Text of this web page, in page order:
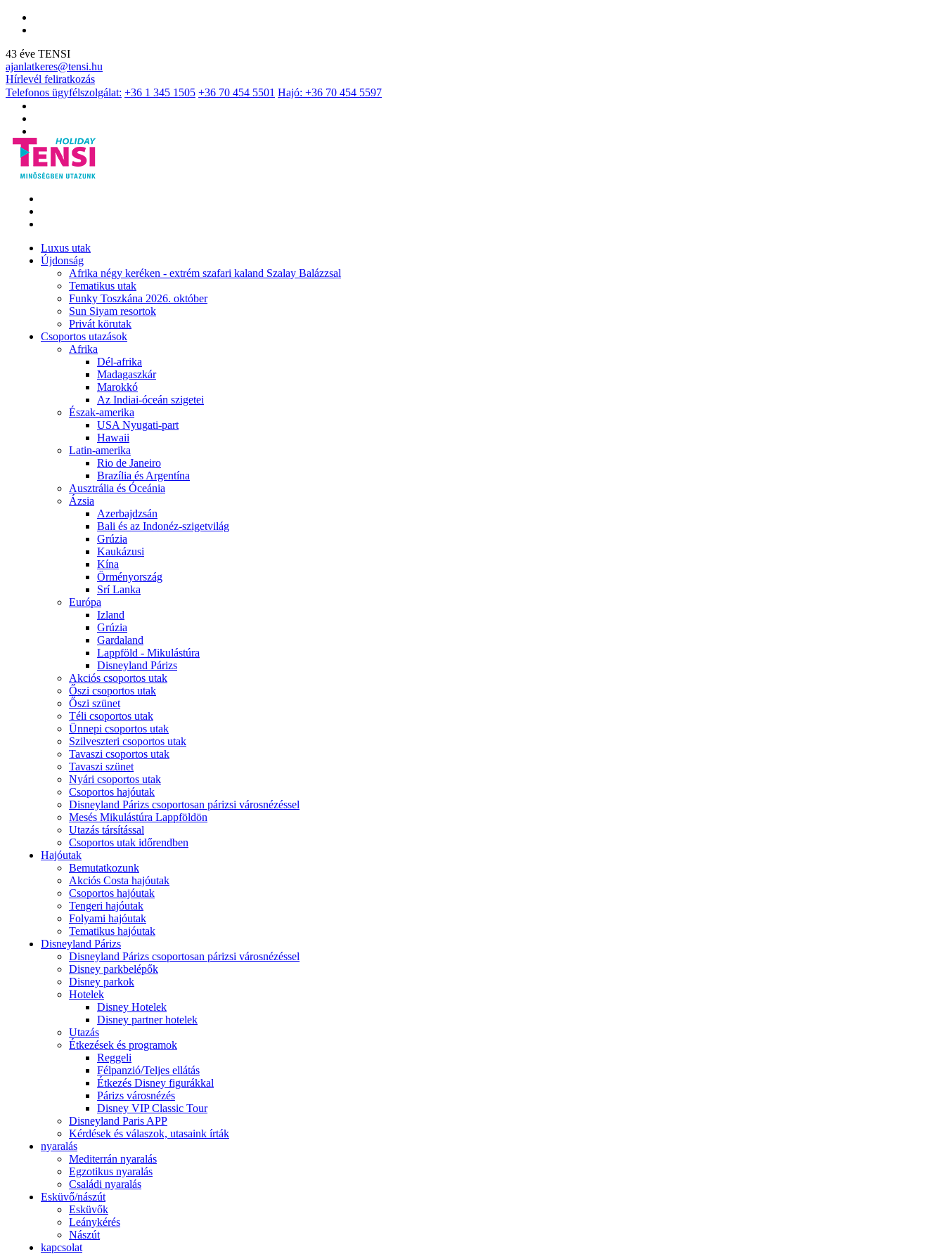
43 éve TENSI
ajanlatkeres@tensi.hu
Hírlevél feliratkozás
Telefonos ügyfélszolgálat: +36 1 345 1505 +36 70 454 5501 Hajó: +36 70 454 5597
Luxus utak
Újdonság
Afrika négy keréken - extrém szafari kaland Szalay Balázzsal
Tematikus utak
Funky Toszkána 2026. október
Sun Siyam resortok
Privát körutak
Csoportos utazások
Afrika
Dél-afrika
Madagaszkár
Marokkó
Az Indiai-óceán szigetei
Észak-amerika
USA Nyugati-part
Hawaii
Latin-amerika
Rio de Janeiro
Brazília és Argentína
Ausztrália és Óceánia
Ázsia
Azerbajdzsán
Bali és az Indonéz-szigetvilág
Grúzia
Kaukázusi
Kína
Örményország
Srí Lanka
Európa
Izland
Grúzia
Gardaland
Lappföld - Mikulástúra
Disneyland Párizs
Akciós csoportos utak
Őszi csoportos utak
Őszi szünet
Téli csoportos utak
Ünnepi csoportos utak
Szilveszteri csoportos utak
Tavaszi csoportos utak
Tavaszi szünet
Nyári csoportos utak
Csoportos hajóutak
Disneyland Párizs csoportosan párizsi városnézéssel
Mesés Mikulástúra Lappföldön
Utazás társítással
Csoportos utak időrendben
Hajóutak
Bemutatkozunk
Akciós Costa hajóutak
Csoportos hajóutak
Tengeri hajóutak
Folyami hajóutak
Tematikus hajóutak
Disneyland Párizs
Disneyland Párizs csoportosan párizsi városnézéssel
Disney parkbelépők
Disney parkok
Hotelek
Disney Hotelek
Disney partner hotelek
Utazás
Étkezések és programok
Reggeli
Félpanzió/Teljes ellátás
Étkezés Disney figurákkal
Párizs városnézés
Disney VIP Classic Tour
Disneyland Paris APP
Kérdések és válaszok, utasaink írták
nyaralás
Mediterrán nyaralás
Egzotikus nyaralás
Családi nyaralás
Esküvő/nászút
Esküvők
Leánykérés
Nászút
kapcsolat